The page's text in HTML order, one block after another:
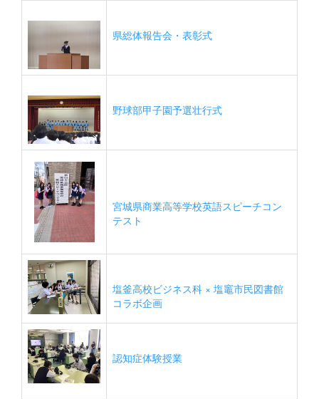
県総体報告会・表彰式
野球部甲子園予選壮行式
宮城県商業高等学校英語スピーチコン
テスト
塩釜高校ビジネス科 × 塩竈市民図書館
コラボ企画
認知症体験授業